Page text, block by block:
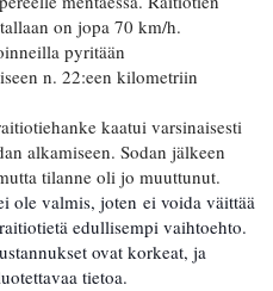
on jopa 70 km/h.
pyritään
n. 22:een kilometriin
kaatui varsinaisesti
alkamiseen. Sodan jälkeen
tilanne oli jo muuttunut.
ole valmis, joten ei voida väittää
edullisempi vaihtoehto.
ovat korkeat, ja
tietoa.